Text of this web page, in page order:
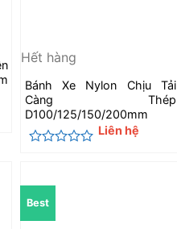
Hết hàng
Bánh Xe Nylon Chịu Tải
Càng Thép
D100/125/150/200mm
5
sao
Liên hệ
Best